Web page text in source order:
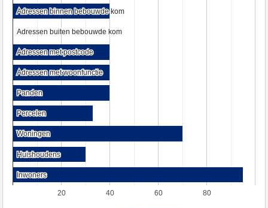
20 40 60 80
Adressen binnen bebouwde kom
Adressen binnen bebouwde kom
Adressen buiten bebouwde kom
Adressen buiten bebouwde kom
Adressen met postcode
Adressen met postcode
Adressen met woonfunctie
Adressen met woonfunctie
Panden
Panden
Percelen
Percelen
Woningen
Woningen
Huishoudens
Huishoudens
Inwoners
Inwoners